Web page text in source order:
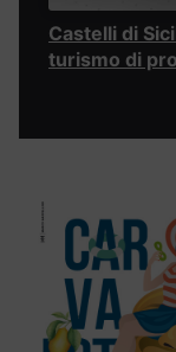
Castelli di
turismo di